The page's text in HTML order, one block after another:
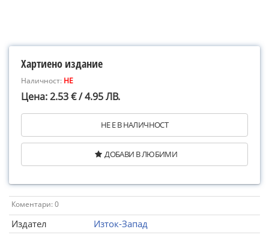
Хартиено издание
Наличност: НЕ
Цена: 2.53 € / 4.95 ЛВ.
НЕ Е В НАЛИЧНОСТ
ДОБАВИ В ЛЮБИМИ
Коментари: 0
Издател
Изток-Запад